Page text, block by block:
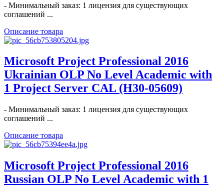
- Минимальный заказ: 1 лицензия для существующих
соглашений ...
Описание товара
Microsoft Project Professional 2016
Ukrainian OLP No Level Academic with
1 Project Server CAL (H30-05609)
- Минимальный заказ: 1 лицензия для существующих
соглашений ...
Описание товара
Microsoft Project Professional 2016
Russian OLP No Level Academic with 1